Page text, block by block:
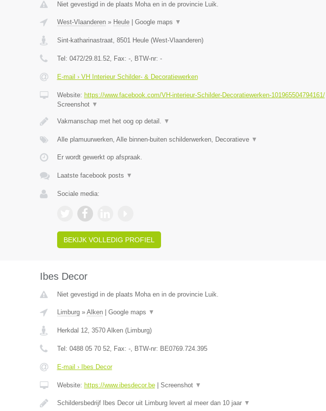
Niet gevestigd in de plaats Moha en in de provincie Luik.
West-Vlaanderen» Heule| Google maps ▼
Sint-katharinastraat, 8501 Heule(West-Vlaanderen)
Tel: 0472/29.81.52, Fax: -, BTW-nr: -
E-mail › VH Interieur Schilder- & Decoratiewerken
Website: https://www.facebook.com/VH-interieur-Schilder-Decoratiewerken-101965504794161/|
Screenshot ▼
Vakmanschap met het oog op detail. ▼
Alle plamuurwerken, Alle binnen-buiten schilderwerken, Decoratieve ▼
Er wordt gewerkt op afspraak.
Laatste facebook posts ▼
Sociale media:
BEKIJK VOLLEDIG PROFIEL
Ibes Decor
Niet gevestigd in de plaats Moha en in de provincie Luik.
Limburg» Alken| Google maps ▼
Herkdal 12, 3570 Alken(Limburg)
Tel: 0488 05 70 52, Fax: -, BTW-nr: BE0769.724.395
E-mail › Ibes Decor
Website: https://www.ibesdecor.be| Screenshot ▼
Schildersbedrijf Ibes Decor uit Limburg levert al meer dan 10 jaar ▼